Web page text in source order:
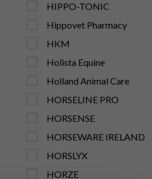
HIPPO-TONIC
Hippovet Pharmacy
HKM
Holista Equine
Holland Animal Care
HORSELINE PRO
HORSENSE
HORSEWARE IRELAND
HORSLYX
HORZE